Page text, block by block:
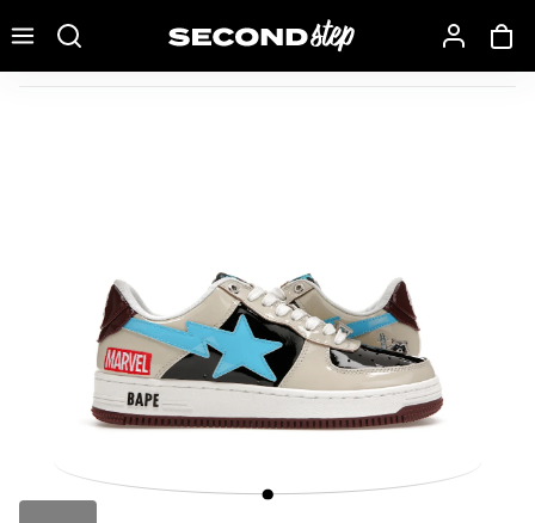
A Bathing Ape Bape Sta Marvel Comics Rocket Raccoon